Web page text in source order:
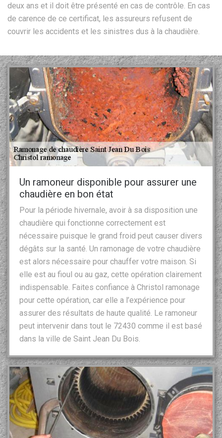
deux ans et il doit être présenté en cas de contrôle. En cas
de carence de ce certificat, les assureurs refusent de
couvrir les accidents et les sinistres dus à la chaudière.
Un ramoneur disponible pour assurer une
chaudière en bon état
Pour la période hivernale, avoir à sa disposition une
chaudière qui fonctionne correctement est
nécessaire puisque le grand froid peut causer divers
dégâts sur la santé. Un ramonage de votre chaudière
est alors nécessaire pour chauffer votre maison. Si
elle est au fioul ou au gaz, cette opération clairement
indispensable. Faites confiance à Christol ramonage
pour cette opération, car elle a l’expérience pour
assurer des résultats de haute qualité. Le ramoneur
peut intervenir dans tout le 72430 comme il est basé
dans la ville de Saint Jean Du Bois.